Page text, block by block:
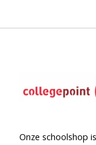
Onze schoolshop